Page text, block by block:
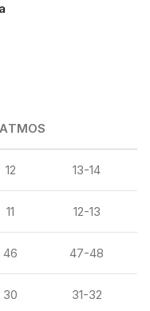
12 13-14
11 12-13
46 47-48
30 31-32